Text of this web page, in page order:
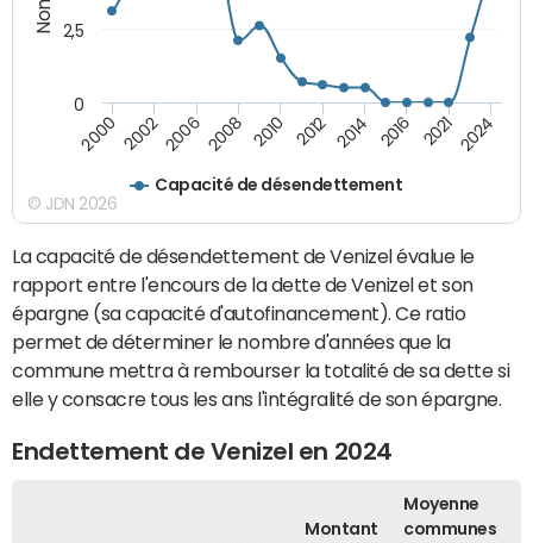
Capacité de désendettement
2000 20022006 2008 2010 2012 2014 2016 2021 2024
0
2,5
© JDN 2026
La capacité de désendettement de Venizel évalue le
rapport entre l'encours de la dette de Venizel et son
épargne (sa capacité d'autofinancement). Ce ratio
permet de déterminer le nombre d'années que la
commune mettra à rembourser la totalité de sa dette si
elle y consacre tous les ans l'intégralité de son épargne.
Endettement de Venizel en 2024
Montant
Moyenne
communes